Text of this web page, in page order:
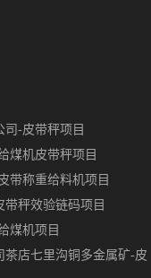
司-皮带秤项目
煤机皮带秤项目
带称重给料机项目
秤效验链码项目
煤机项目
茶店七里沟铜多金属矿-皮